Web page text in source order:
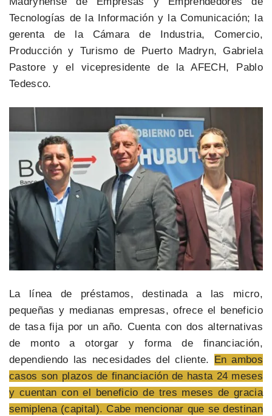
Tecnologías de la Información y la Comunicación; la
gerenta de la Cámara de Industria, Comercio,
Producción y Turismo de Puerto Madryn, Gabriela
Pastore y el vicepresidente de la AFECH, Pablo
Tedesco.
La línea de préstamos, destinada a las micro,
pequeñas y medianas empresas, ofrece el beneficio
de tasa fija por un año. Cuenta con dos alternativas
de monto a otorgar y forma de financiación,
dependiendo las necesidades del cliente. En ambos
casos son plazos de financiación de hasta 24 meses
y cuentan con el beneficio de tres meses de gracia
semiplena (capital). Cabe mencionar que se destinan